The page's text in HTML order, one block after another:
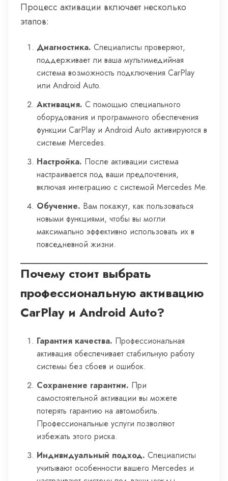
Процесс активации включает несколько
этапов:
Диагностика. Специалисты проверяют,
поддерживает ли ваша мультимедийная
система возможность подключения CarPlay
или Android Auto.
Активация. С помощью специального
оборудования и программного обеспечения
функции CarPlay и Android Auto активируются в
системе Mercedes.
Настройка. После активации система
настраивается под ваши предпочтения,
включая интеграцию с системой Mercedes Me.
Обучение. Вам покажут, как пользоваться
новыми функциями, чтобы вы могли
максимально эффективно использовать их в
повседневной жизни.
Почему стоит выбрать
профессиональную активацию
CarPlay и Android Auto?
Гарантия качества. Профессиональная
активация обеспечивает стабильную работу
системы без сбоев и ошибок.
Сохранение гарантии. При
самостоятельной активации вы можете
потерять гарантию на автомобиль.
Профессиональные услуги позволяют
избежать этого риска.
Индивидуальный подход. Специалисты
учитывают особенности вашего Mercedes и